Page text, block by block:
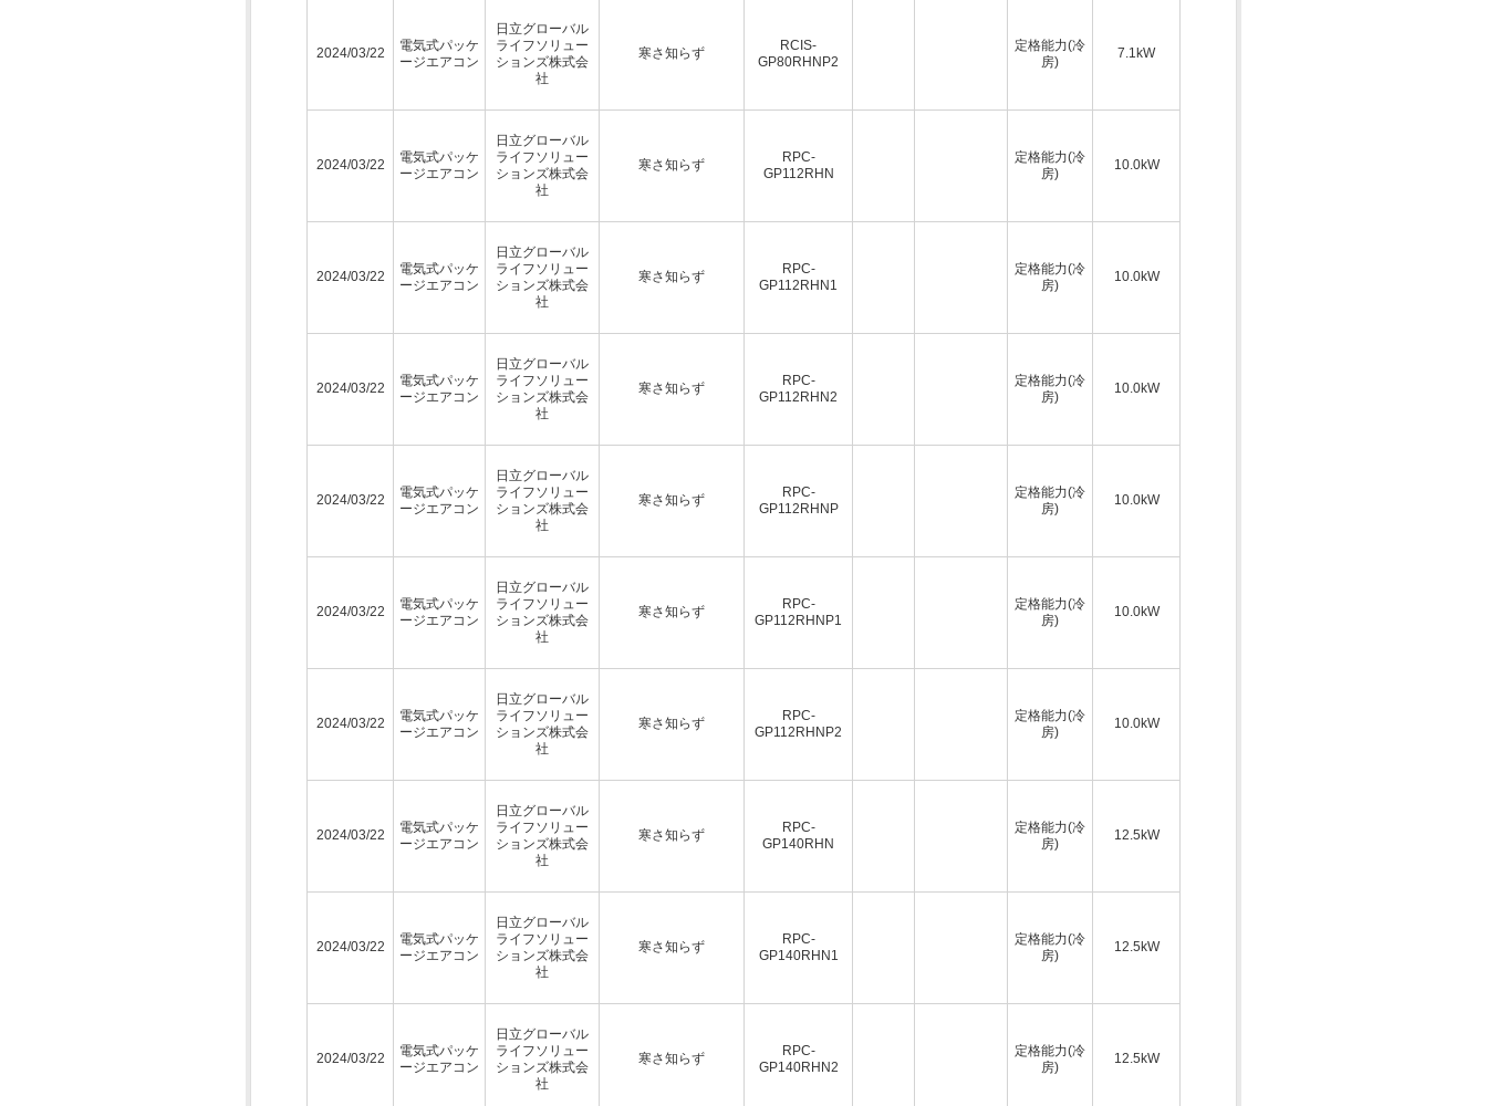
2024/03/22
電気式パッケ
ージエアコン
日立グローバル
ライフソリュー
ションズ株式会
社
寒さ知らず
RCIS-
GP80RHNP2
定格能力(冷
房)
7.1kW
2024/03/22
電気式パッケ
ージエアコン
日立グローバル
ライフソリュー
ションズ株式会
社
寒さ知らず
RPC-
GP112RHN
定格能力(冷
房)
10.0kW
2024/03/22
電気式パッケ
ージエアコン
日立グローバル
ライフソリュー
ションズ株式会
社
寒さ知らず
RPC-
GP112RHN1
定格能力(冷
房)
10.0kW
2024/03/22
電気式パッケ
ージエアコン
日立グローバル
ライフソリュー
ションズ株式会
社
寒さ知らず
RPC-
GP112RHN2
定格能力(冷
房)
10.0kW
2024/03/22
電気式パッケ
ージエアコン
日立グローバル
ライフソリュー
ションズ株式会
社
寒さ知らず
RPC-
GP112RHNP
定格能力(冷
房)
10.0kW
2024/03/22
電気式パッケ
ージエアコン
日立グローバル
ライフソリュー
ションズ株式会
社
寒さ知らず
RPC-
GP112RHNP1
定格能力(冷
房)
10.0kW
2024/03/22
電気式パッケ
ージエアコン
日立グローバル
ライフソリュー
ションズ株式会
社
寒さ知らず
RPC-
GP112RHNP2
定格能力(冷
房)
10.0kW
2024/03/22
電気式パッケ
ージエアコン
日立グローバル
ライフソリュー
ションズ株式会
社
寒さ知らず
RPC-
GP140RHN
定格能力(冷
房)
12.5kW
2024/03/22
電気式パッケ
ージエアコン
日立グローバル
ライフソリュー
ションズ株式会
社
寒さ知らず
RPC-
GP140RHN1
定格能力(冷
房)
12.5kW
2024/03/22
電気式パッケ
ージエアコン
日立グローバル
ライフソリュー
ションズ株式会
社
寒さ知らず
RPC-
GP140RHN2
定格能力(冷
房)
12.5kW